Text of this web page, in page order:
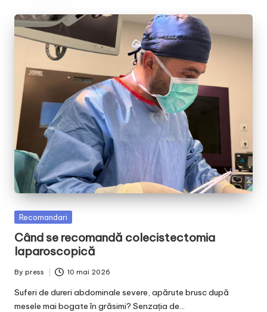
Posted
Recomandari
Când se recomandă colecistectomia
laparoscopică
Posted
by
By press 10 mai 2026
Suferi de dureri abdominale severe, apărute brusc după
mesele mai bogate în grăsimi? Senzația de…